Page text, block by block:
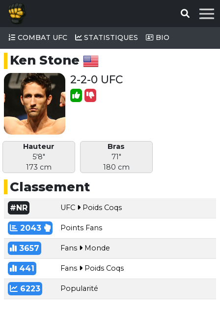
COMBAT UFC STATISTIQUES BIO
Ken Stone
2-2-0 UFC
Hauteur
5'8"
173 cm
Bras
71"
180 cm
Classement
#NR UFC Poids Coqs
2043 Points Fans
3657 Fans Monde
441 Fans Poids Coqs
6223 Popularité